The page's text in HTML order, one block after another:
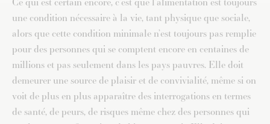
une condition nécessaire à la vie, tant physique que sociale,
alors que cette condition minimale n’est toujours pas remplie
pour des personnes qui se comptent encore en centaines de
millions et pas seulement dans les pays pauvres. Elle doit
demeurer une source de plaisir et de convivialité, même si on
voit de plus en plus apparaître des interrogations en termes
de santé, de peurs, de risques même chez des personnes qui